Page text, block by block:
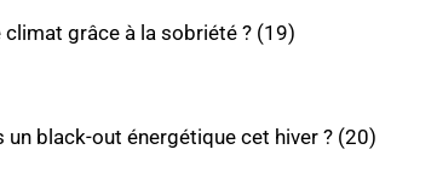
grâce à la sobriété ? (19)
black-out énergétique cet hiver ? (20)